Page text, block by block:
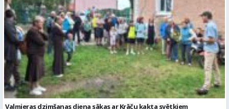
Valmieras dzimšanas diena sākas ar Krāču kakta svētkiem